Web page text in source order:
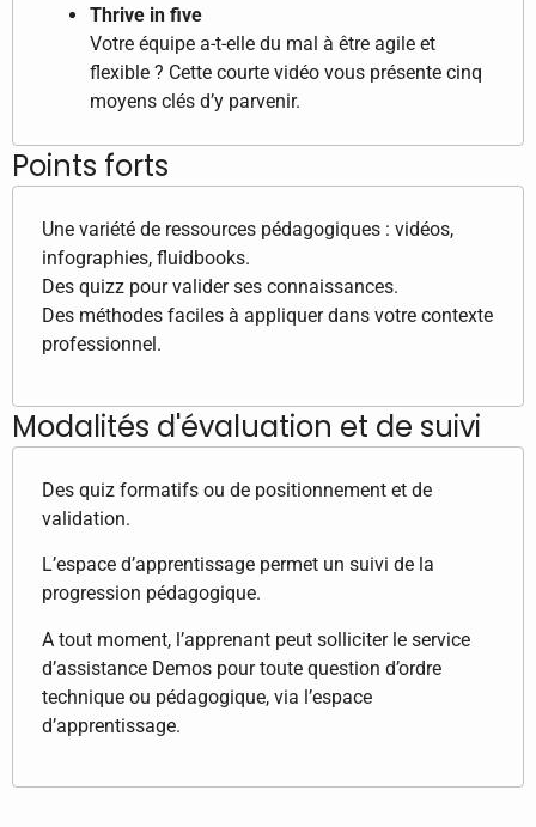
Thrive in five
Votre équipe a-t-elle du mal à être agile et
flexible ? Cette courte vidéo vous présente cinq
moyens clés d’y parvenir.
Points forts
Une variété de ressources pédagogiques : vidéos,
infographies, fluidbooks.
Des quizz pour valider ses connaissances.
Des méthodes faciles à appliquer dans votre contexte
professionnel.
Modalités d'évaluation et de suivi
Des quiz formatifs ou de positionnement et de
validation.
L’espace d’apprentissage permet un suivi de la
progression pédagogique.
A tout moment, l’apprenant peut solliciter le service
d’assistance Demos pour toute question d’ordre
technique ou pédagogique, via l’espace
d’apprentissage.